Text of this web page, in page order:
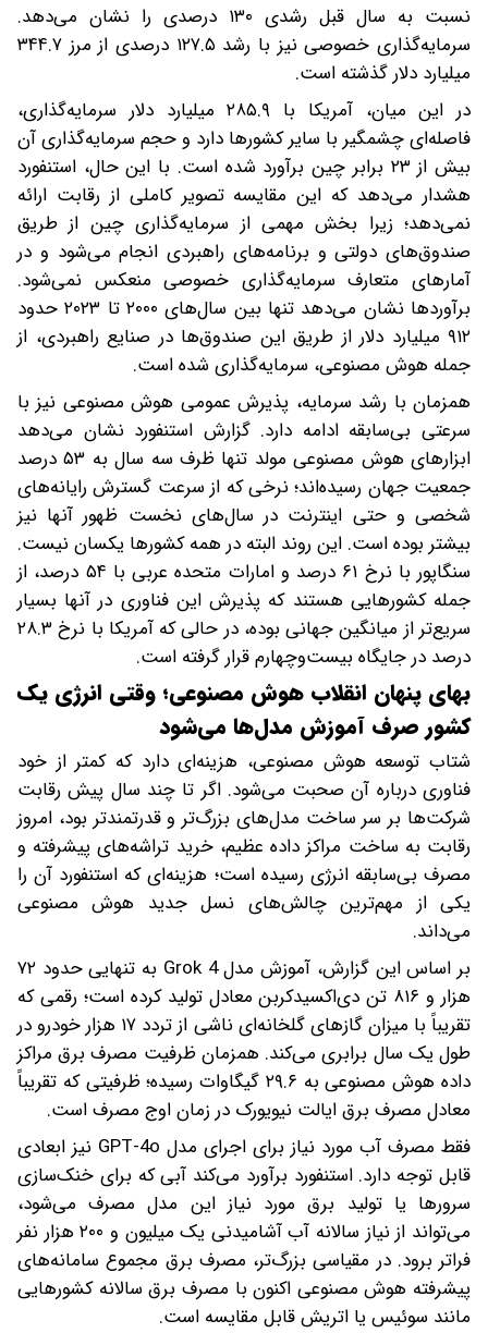
نسبت به سال قبل رشدی ۱۳۰ درصدی را نشان می‌دهد.
سرمایه‌گذاری خصوصی نیز با رشد ۱۲۷.۵ درصدی از مرز ۳۴۴.۷
میلیارد دلار گذشته است.
در این میان، آمریکا با ۲۸۵.۹ میلیارد دلار سرمایه‌گذاری،
فاصله‌ای چشمگیر با سایر کشورها دارد و حجم سرمایه‌گذاری آن
بیش از ۲۳ برابر چین برآورد شده است. با این حال، استنفورد
هشدار می‌دهد که این مقایسه تصویر کاملی از رقابت ارائه
نمی‌دهد؛ زیرا بخش مهمی از سرمایه‌گذاری چین از طریق
صندوق‌های دولتی و برنامه‌های راهبردی انجام می‌شود و در
آمارهای متعارف سرمایه‌گذاری خصوصی منعکس نمی‌شود.
برآوردها نشان می‌دهد تنها بین سال‌های ۲۰۰۰ تا ۲۰۲۳ حدود
۹۱۲ میلیارد دلار از طریق این صندوق‌ها در صنایع راهبردی، از
جمله هوش مصنوعی، سرمایه‌گذاری شده است.
همزمان با رشد سرمایه، پذیرش عمومی هوش مصنوعی نیز با
سرعتی بی‌سابقه ادامه دارد. گزارش استنفورد نشان می‌دهد
ابزارهای هوش مصنوعی مولد تنها ظرف سه سال به ۵۳ درصد
جمعیت جهان رسیده‌اند؛ نرخی که از سرعت گسترش رایانه‌های
شخصی و حتی اینترنت در سال‌های نخست ظهور آنها نیز
بیشتر بوده است. این روند البته در همه کشورها یکسان نیست.
سنگاپور با نرخ ۶۱ درصد و امارات متحده عربی با ۵۴ درصد، از
جمله کشورهایی هستند که پذیرش این فناوری در آنها بسیار
سریع‌تر از میانگین جهانی بوده، در حالی که آمریکا با نرخ ۲۸.۳
درصد در جایگاه بیست‌وچهارم قرار گرفته است.
بهای پنهان انقلاب هوش مصنوعی؛ وقتی انرژی یک
کشور صرف آموزش مدل‌ها می‌شود
شتاب توسعه هوش مصنوعی، هزینه‌ای دارد که کمتر از خود
فناوری درباره آن صحبت می‌شود. اگر تا چند سال پیش رقابت
شرکت‌ها بر سر ساخت مدل‌های بزرگ‌تر و قدرتمندتر بود، امروز
رقابت به ساخت مراکز داده عظیم، خرید تراشه‌های پیشرفته و
مصرف بی‌سابقه انرژی رسیده است؛ هزینه‌ای که استنفورد آن را
یکی از مهم‌ترین چالش‌های نسل جدید هوش مصنوعی
می‌داند.
بر اساس این گزارش، آموزش مدل Grok 4 به تنهایی حدود ۷۲
هزار و ۸۱۶ تن دی‌اکسیدکربن معادل تولید کرده است؛ رقمی که
تقریباً با میزان گازهای گلخانه‌ای ناشی از تردد ۱۷ هزار خودرو در
طول یک سال برابری می‌کند. همزمان ظرفیت مصرف برق مراکز
داده هوش مصنوعی به ۲۹.۶ گیگاوات رسیده؛ ظرفیتی که تقریباً
معادل مصرف برق ایالت نیویورک در زمان اوج مصرف است.
فقط مصرف آب مورد نیاز برای اجرای مدل GPT-4o نیز ابعادی
قابل توجه دارد. استنفورد برآورد می‌کند آبی که برای خنک‌سازی
سرورها یا تولید برق مورد نیاز این مدل مصرف می‌شود،
می‌تواند از نیاز سالانه آب آشامیدنی یک میلیون و ۲۰۰ هزار نفر
فراتر برود. در مقیاسی بزرگ‌تر، مصرف برق مجموع سامانه‌های
پیشرفته هوش مصنوعی اکنون با مصرف برق سالانه کشورهایی
مانند سوئیس یا اتریش قابل مقایسه است.